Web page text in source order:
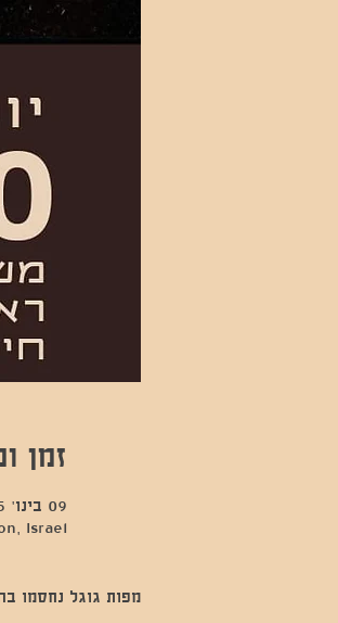
זמן
09 בינו׳ 2025, 19:00 – 10 בינו׳ 2025, 3:00
Israel
מפות גוגל נחסמו